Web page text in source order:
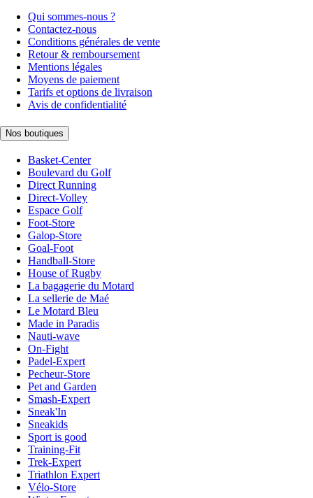
Qui sommes-nous ?
Contactez-nous
Conditions générales de vente
Retour & remboursement
Mentions légales
Moyens de paiement
Tarifs et options de livraison
Avis de confidentialité
Nos boutiques
Basket-Center
Boulevard du Golf
Direct Running
Direct-Volley
Espace Golf
Foot-Store
Galop-Store
Goal-Foot
Handball-Store
House of Rugby
La bagagerie du Motard
La sellerie de Maé
Le Motard Bleu
Made in Paradis
Nauti-wave
On-Fight
Padel-Expert
Pecheur-Store
Pet and Garden
Smash-Expert
Sneak'In
Sneakids
Sport is good
Training-Fit
Trek-Expert
Triathlon Expert
Vélo-Store